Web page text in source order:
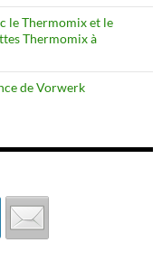
le Thermomix et le
Thermomix à
de Vorwerk